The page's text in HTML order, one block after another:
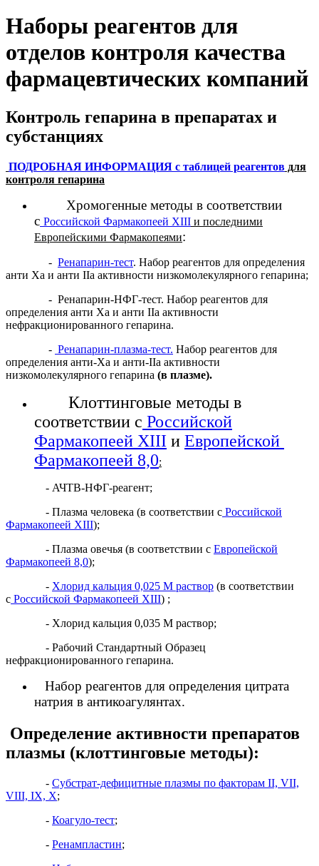
Наборы реагентов для
отделов контроля качества
фармацевтических компаний
Контроль гепарина в препаратах и
субстанциях
ПОДРОБНАЯ ИНФОРМАЦИЯ с таблицей реагентов для
контроля гепарина
Хромогенные методы в соответствии
с Российской Фармакопеей XIII и последними
Европейскими Фармакопеями:
- Ренапарин-тест. Набор реагентов для определения
анти Ха и анти IIа активности низкомолекулярного гепарина;
- Ренапарин-НФГ-тест. Набор реагентов для
определения анти Ха и анти IIа активности
нефракционированного гепарина.
- Ренапарин-плазма-тест. Набор реагентов для
определения анти-Ха и анти-IIа активности
низкомолекулярного гепарина (в плазме).
Клоттинговые методы в
соответствии с Российской
Фармакопеей XIII и Европейской
Фармакопеей 8,0:
- АЧТВ-НФГ-реагент;
- Плазма человека (в соответствии с Российской
Фармакопеей XIII);
- Плазма овечья (в соответствии с Европейской
Фармакопеей 8,0);
- Хлорид кальция 0,025 М раствор (в соответствии
с Российской Фармакопеей XIII) ;
- Хлорид кальция 0,035 М раствор;
- Рабочий Стандартный Образец
нефракционированного гепарина.
Набор реагентов для определения цитрата
натрия в антикоагулянтах.
Определение активности препаратов
плазмы (клоттинговые методы):
- Субстрат-дефицитные плазмы по факторам II, VII,
VIII, IX, X;
- Коагуло-тест;
- Ренампластин;